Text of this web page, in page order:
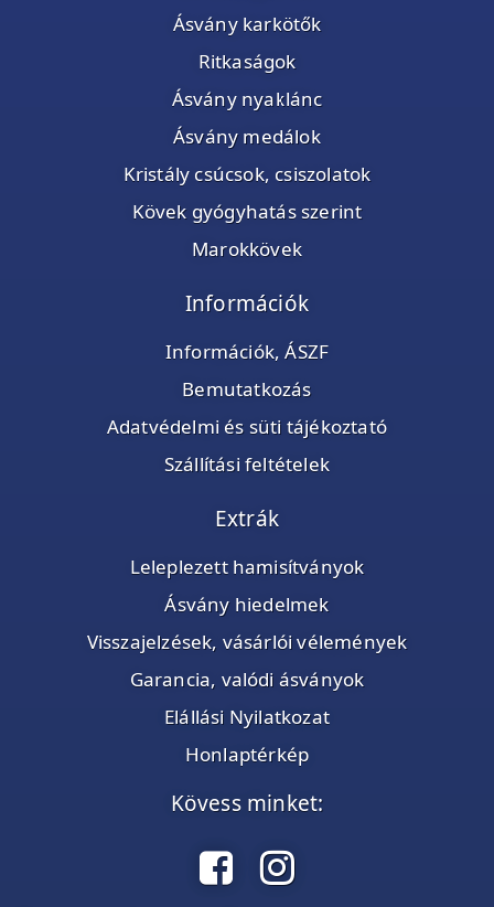
Ásvány karkötők
Ritkaságok
Ásvány nyaklánc
Ásvány medálok
Kristály csúcsok, csiszolatok
Kövek gyógyhatás szerint
Marokkövek
Információk
Információk, ÁSZF
Bemutatkozás
Adatvédelmi és süti tájékoztató
Szállítási feltételek
Extrák
Leleplezett hamisítványok
Ásvány hiedelmek
Visszajelzések, vásárlói vélemények
Garancia, valódi ásványok
Elállási Nyilatkozat
Honlaptérkép
Kövess minket: